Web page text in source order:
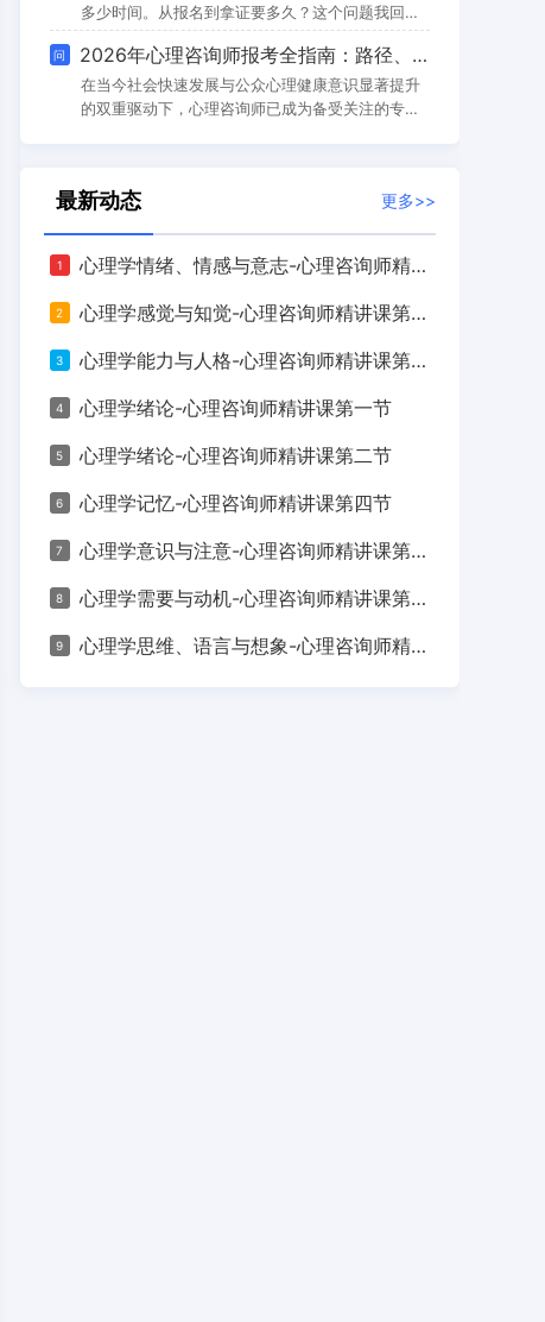
件：明确准入门槛心理咨询师的报考条件相对明
确，旨在选拔具备一定基础知识和学习能力的人
员。以下是主要的报考条件：学历要求具有国家承
认的大专以上学历是报考心理咨询师的基本条件之
一。无论是全
多少时间。从报名到拿证要多久？这个问题我回答
了不下几百次。有人说三个月就能搞定，有人说边
工作边学用了大半年。其实都对——时间长短取决
于你的学习方式、考试批次和个人节奏。这篇文章
我把从报名到拿证的完整时间线拆开，帮你根据自
固
问 2026年心理咨询师报考全指南：路径、时间与权威解读
在当今社会快速发展与公众心理健康意识显著提升
的双重驱动下，心理咨询师已成为备受关注的专业
将为您系统梳理2026年心理咨询师考试的核心信
国家对心理健康服务体系建设的持续推进，专业、
最新动态 更多>>
1 心理学情绪、情感与意志-心理咨询师精讲课第八节
2 心理学感觉与知觉-心理咨询师精讲课第三节
3 心理学能力与人格-心理咨询师精讲课第九节
4 心理学绪论-心理咨询师精讲课第一节
5 心理学绪论-心理咨询师精讲课第二节
6 心理学记忆-心理咨询师精讲课第四节
7 心理学意识与注意-心理咨询师精讲课第六节
8 心理学需要与动机-心理咨询师精讲课第七节
9 心理学思维、语言与想象-心理咨询师精讲课第五节